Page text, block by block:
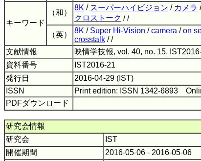
キーワード
（和）
8K / スーパーハイビジョン / カメラ
クロストーク / /
（英）
8K / Super Hi-Vision /camera /on
crosstalk / /
文献情報
映情学技報, vol. 40, no. 15,
資料番号
IST2016-21
発行日
2016-04-29 (IST)
ISSN
Print edition: ISSN 1342-6893
PDFダウンロード
研究会情報
研究会
IST
開催期間
2016-05-06 - 2016-05-06